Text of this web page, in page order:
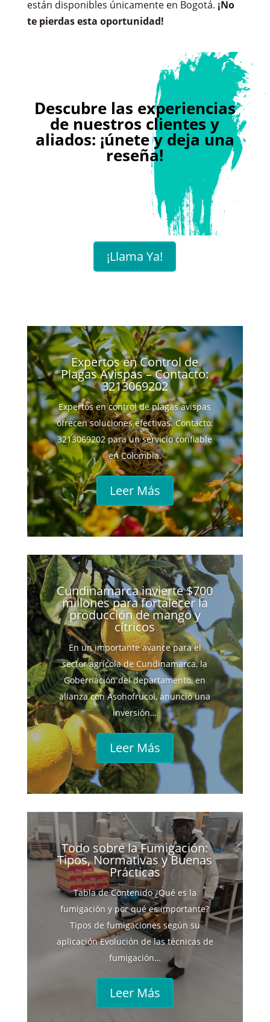
están disponibles únicamente en Bogotá. ¡No
te pierdas esta oportunidad!
Descubre las experiencias
de nuestros clientes y
aliados: ¡únete y deja una
reseña!
¡Llama Ya!
Expertos en Control de
Plagas Avispas – Contacto:
3213069202
Expertos en control de plagas avispas
ofrecen soluciones efectivas. Contacto:
3213069202 para un servicio confiable
en Colombia.
Leer Más
Cundinamarca invierte $700
millones para fortalecer la
producción de mango y
cítricos
En un importante avance para el
sector agrícola de Cundinamarca, la
Gobernación del departamento, en
alianza con Asohofrucol, anunció una
inversión…
Leer Más
Todo sobre la Fumigación:
Tipos, Normativas y Buenas
Prácticas
Tabla de Contenido ¿Qué es la
fumigación y por qué es importante?
Tipos de fumigaciones según su
aplicación Evolución de las técnicas de
fumigación…
Leer Más